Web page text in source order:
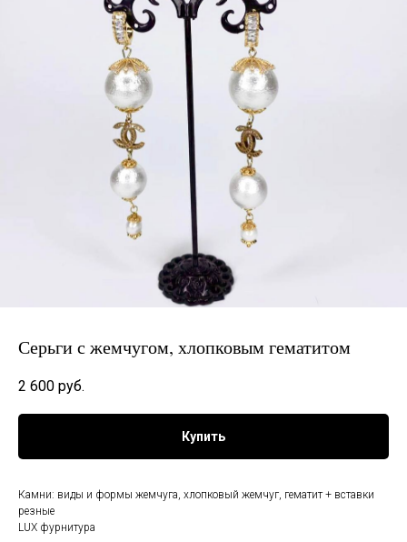
Серьги с жемчугом, хлопковым гематитом
2 600 руб.
Купить
Камни: виды и формы жемчуга, хлопковый жемчуг, гематит + вставки
резные
LUX фурнитура